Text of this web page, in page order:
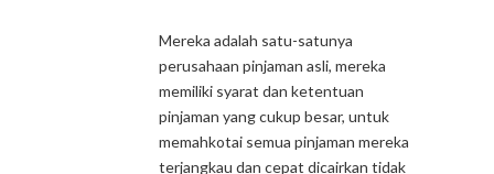
Mereka adalah satu-satunya
perusahaan pinjaman asli, mereka
memiliki syarat dan ketentuan
pinjaman yang cukup besar, untuk
memahkotai semua pinjaman mereka
terjangkau dan cepat dicairkan tidak